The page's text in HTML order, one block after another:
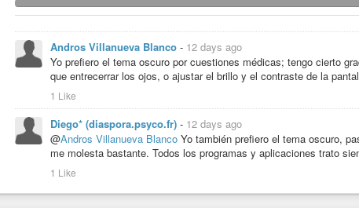
Andros Villanueva Blanco - 12 days ago
Yo prefiero el tema oscuro por cuestiones médicas; tengo cierto
que entrecerrar los ojos, o ajustar el brillo y el contraste de la
1 Like
Diego* (diaspora.psyco.fr) - 12 days ago
@Andros Villanueva Blanco Yo también prefiero el tema oscuro,
me molesta bastante. Todos los programas y aplicaciones trato
1 Like